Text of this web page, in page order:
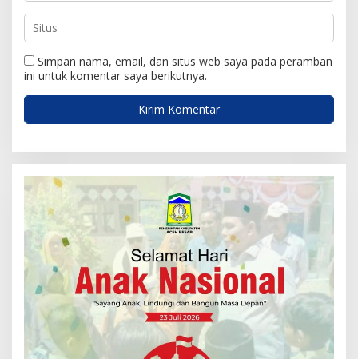
Simpan nama, email, dan situs web saya pada peramban
ini untuk komentar saya berikutnya.